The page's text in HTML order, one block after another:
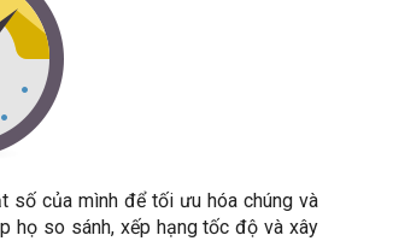
số của mình để tối ưu hóa chúng và
họ so sánh, xếp hạng tốc độ và xây